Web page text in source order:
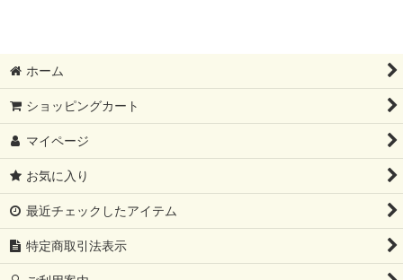
ホーム
ショッピングカート
マイページ
お気に入り
最近チェックしたアイテム
特定商取引法表示